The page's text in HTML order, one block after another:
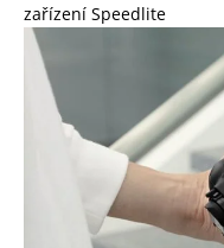
zařízení Speedlite